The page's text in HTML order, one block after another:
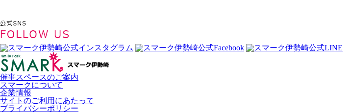
催事スペースのご案内
スマークについて
企業情報
サイトのご利用にあたって
プライバシーポリシー